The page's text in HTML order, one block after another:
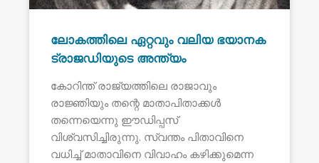
ലോകത്തിലെ ഏറ്റവും വലിയ ഭയാനക
ട്രാജഡിയുടെ അന്ത്യം
കോറിന്ത് രാജ്യത്തിലെ രാജാവും
രാജ്ഞിയും തന്റെ മാതാപിതാക്കൾ
തന്നെയെന്നു ഈഡിപ്പസ്
വിശ്വസിച്ചിരുന്നു. സ്വന്തം പിതാവിനെ
വധിച്ച് മാതാവിനെ വിവാഹം കഴിക്കുമെന്ന